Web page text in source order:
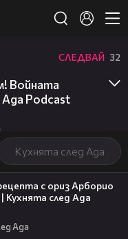
Кухнята след Ада
СЛЕДВАЙ 32
Войната
Ада Podcast
с ориз Арборио
след Ада
Ада